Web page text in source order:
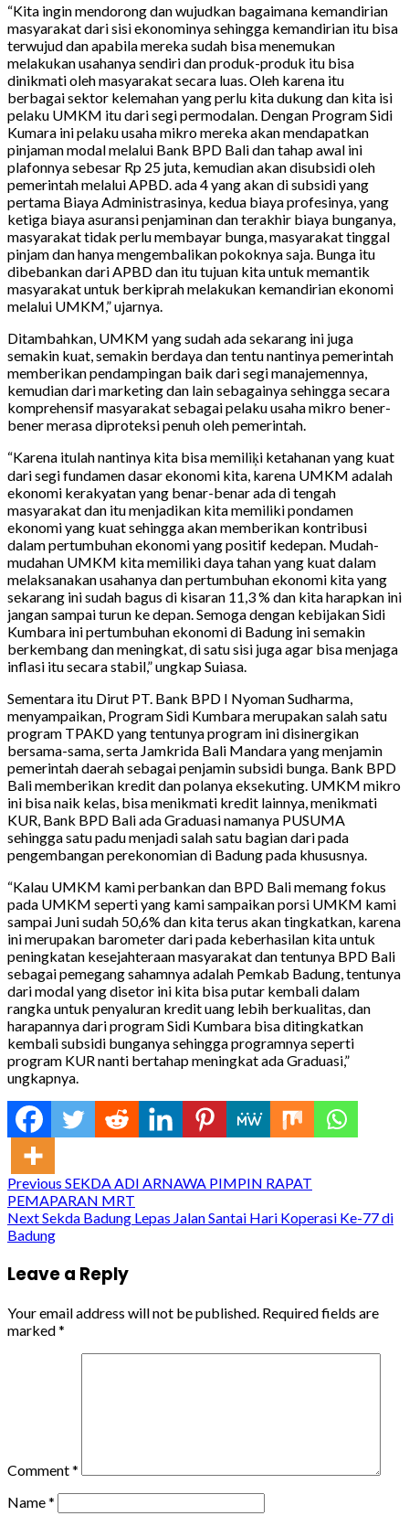
“Kita ingin mendorong dan wujudkan bagaimana kemandirian
masyarakat dari sisi ekonominya sehingga kemandirian itu bisa
terwujud dan apabila mereka sudah bisa menemukan
melakukan usahanya sendiri dan produk-produk itu bisa
dinikmati oleh masyarakat secara luas. Oleh karena itu
berbagai sektor kelemahan yang perlu kita dukung dan kita isi
pelaku UMKM itu dari segi permodalan. Dengan Program Sidi
Kumara ini pelaku usaha mikro mereka akan mendapatkan
pinjaman modal melalui Bank BPD Bali dan tahap awal ini
plafonnya sebesar Rp 25 juta, kemudian akan disubsidi oleh
pemerintah melalui APBD. ada 4 yang akan di subsidi yang
pertama Biaya Administrasinya, kedua biaya profesinya, yang
ketiga biaya asuransi penjaminan dan terakhir biaya bunganya,
masyarakat tidak perlu membayar bunga, masyarakat tinggal
pinjam dan hanya mengembalikan pokoknya saja. Bunga itu
dibebankan dari APBD dan itu tujuan kita untuk memantik
masyarakat untuk berkiprah melakukan kemandirian ekonomi
melalui UMKM,” ujarnya.
Ditambahkan, UMKM yang sudah ada sekarang ini juga
semakin kuat, semakin berdaya dan tentu nantinya pemerintah
memberikan pendampingan baik dari segi manajemennya,
kemudian dari marketing dan lain sebagainya sehingga secara
komprehensif masyarakat sebagai pelaku usaha mikro bener-
bener merasa diproteksi penuh oleh pemerintah.
“Karena itulah nantinya kita bisa memiliķi ketahanan yang kuat
dari segi fundamen dasar ekonomi kita, karena UMKM adalah
ekonomi kerakyatan yang benar-benar ada di tengah
masyarakat dan itu menjadikan kita memiliki pondamen
ekonomi yang kuat sehingga akan memberikan kontribusi
dalam pertumbuhan ekonomi yang positif kedepan. Mudah-
mudahan UMKM kita memiliki daya tahan yang kuat dalam
melaksanakan usahanya dan pertumbuhan ekonomi kita yang
sekarang ini sudah bagus di kisaran 11,3 % dan kita harapkan ini
jangan sampai turun ke depan. Semoga dengan kebijakan Sidi
Kumbara ini pertumbuhan ekonomi di Badung ini semakin
berkembang dan meningkat, di satu sisi juga agar bisa menjaga
inflasi itu secara stabil,” ungkap Suiasa.
Sementara itu Dirut PT. Bank BPD I Nyoman Sudharma,
menyampaikan, Program Sidi Kumbara merupakan salah satu
program TPAKD yang tentunya program ini disinergikan
bersama-sama, serta Jamkrida Bali Mandara yang menjamin
pemerintah daerah sebagai penjamin subsidi bunga. Bank BPD
Bali memberikan kredit dan polanya eksekuting. UMKM mikro
ini bisa naik kelas, bisa menikmati kredit lainnya, menikmati
KUR, Bank BPD Bali ada Graduasi namanya PUSUMA
sehingga satu padu menjadi salah satu bagian dari pada
pengembangan perekonomian di Badung pada khususnya.
“Kalau UMKM kami perbankan dan BPD Bali memang fokus
pada UMKM seperti yang kami sampaikan porsi UMKM kami
sampai Juni sudah 50,6% dan kita terus akan tingkatkan, karena
ini merupakan barometer dari pada keberhasilan kita untuk
peningkatan kesejahteraan masyarakat dan tentunya BPD Bali
sebagai pemegang sahamnya adalah Pemkab Badung, tentunya
dari modal yang disetor ini kita bisa putar kembali dalam
rangka untuk penyaluran kredit uang lebih berkualitas, dan
harapannya dari program Sidi Kumbara bisa ditingkatkan
kembali subsidi bunganya sehingga programnya seperti
program KUR nanti bertahap meningkat ada Graduasi,”
ungkapnya.
Continue
Reading
Previous SEKDA ADI ARNAWA PIMPIN RAPAT
PEMAPARAN MRT
NextSekda Badung Lepas Jalan Santai Hari Koperasi Ke-77 di
Badung
Leave a Reply
Your email address will not be published. Required fields are
marked*
Comment*
Name*